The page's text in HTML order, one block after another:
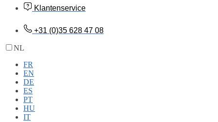
Klantenservice
+31 (0)35 628 47 08
NL
FR
EN
DE
ES
PT
HU
IT